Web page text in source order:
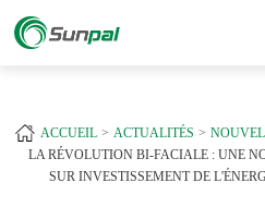
ACCUEIL ACTUALITÉS
LA RÉVOLUTION BI-FACIALE : UNE
SUR INVESTISSEMENT DE